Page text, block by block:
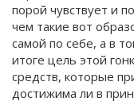
порой чувствует и
чем такие вот
самой по себе, а в
итоге цель этой
средств, которые
достижима ли в